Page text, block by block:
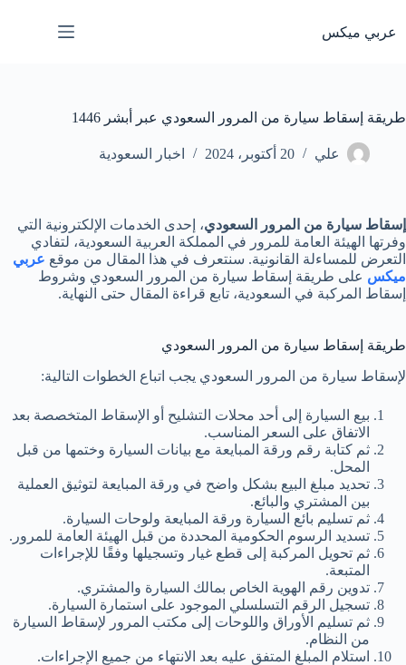
المحتوى
عربي ميكس
طريقة إسقاط سيارة من المرور السعودي عبر أبشر 1446
علي 20 أكتوبر، 2024 اخبار السعودية
إسقاط سيارة من المرور السعودي، إحدى الخدمات الإلكترونية التي
وفرتها الهيئة العامة للمرور في المملكة العربية السعودية، لتفادي
التعرض للمساءلة القانونية. سنتعرف في هذا المقال من موقع عربي
ميكس على طريقة إسقاط سيارة من المرور السعودي وشروط
إسقاط المركبة في السعودية، تابع قراءة المقال حتى النهاية.
طريقة إسقاط سيارة من المرور السعودي
لإسقاط سيارة من المرور السعودي يجب اتباع الخطوات التالية:
بيع السيارة إلى أحد محلات التشليح أو الإسقاط المتخصصة بعد
الاتفاق على السعر المناسب.
ثم كتابة رقم ورقة المبايعة مع بيانات السيارة وختمها من قبل
المحل.
تحديد مبلغ البيع بشكل واضح في ورقة المبايعة لتوثيق العملية
بين المشتري والبائع.
ثم تسليم بائع السيارة ورقة المبايعة ولوحات السيارة.
تسديد الرسوم الحكومية المحددة من قبل الهيئة العامة للمرور.
ثم تحويل المركبة إلى قطع غيار وتسجيلها وفقًا للإجراءات
المتبعة.
تدوين رقم الهوية الخاص بمالك السيارة والمشتري.
تسجيل الرقم التسلسلي الموجود على استمارة السيارة.
ثم تسليم الأوراق واللوحات إلى مكتب المرور لإسقاط السيارة
من النظام.
استلام المبلغ المتفق عليه بعد الانتهاء من جميع الإجراءات.